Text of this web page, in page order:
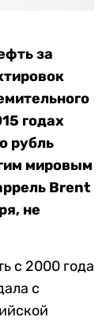
за
годах
рубль
мировым
Brent
не
с 2000 года
с